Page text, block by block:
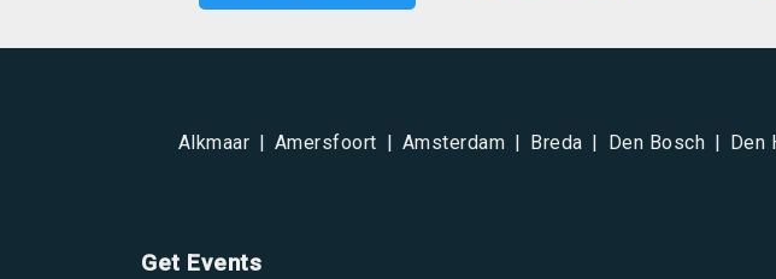
Alkmaar Amersfoort Amsterdam Breda Den Bosch Den
Get Events